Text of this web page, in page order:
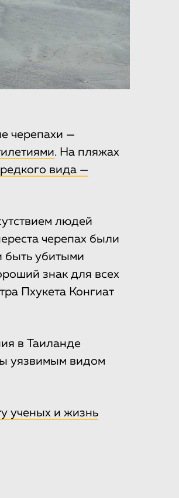
черепахи —
. На пляжах
вида —
людей
черепах были
быть убитыми
знак для всех
Пхукета Конгиат
в Таиланде
уязвимым видом
ученых и жизнь